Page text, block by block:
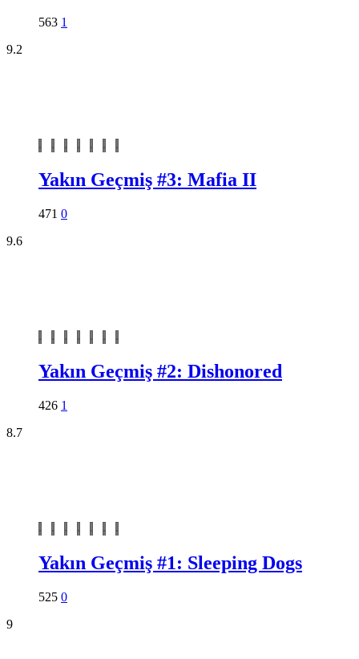
563 1
9.2
Yakın Geçmiş #3: Mafia II
471 0
9.6
Yakın Geçmiş #2: Dishonored
426 1
8.7
Yakın Geçmiş #1: Sleeping Dogs
525 0
9